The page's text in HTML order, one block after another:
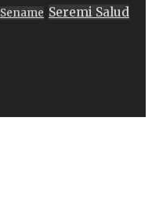
Sename Seremi Salud